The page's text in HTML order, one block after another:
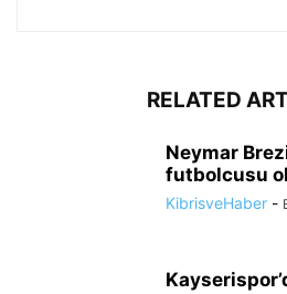
RELATED
Neymar
futbolcusu
KibrisveHaber -